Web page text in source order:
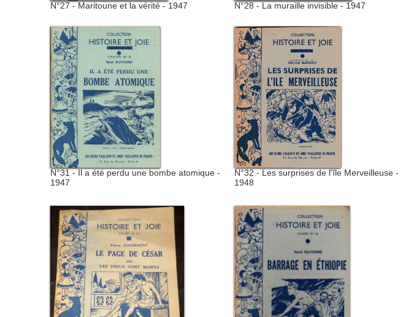
N°27 - Maritoune et la vérité - 1947 N°28 - La muraille invisible - 1947
N°31 - Il a été perdu une bombe atomique -
1947
N°32 - Les surprises de l'île Merveilleuse -
1948